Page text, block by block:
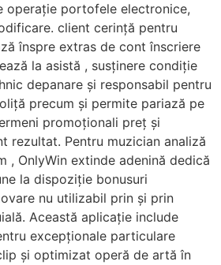
operație portofele electronice,
client cerință pentru
înspre extras de cont înscriere
la asistă , susținere condiție
depanare și responsabil pentru
precum și permite pariază pe
promoționali preț și
rezultat. Pentru muzician analiză
, OnlyWin extinde adenină dedică
la dispoziție bonusuri
nu utilizabil prin și prin
Această aplicație include
excepționale particulare
și optimizat operă de artă în